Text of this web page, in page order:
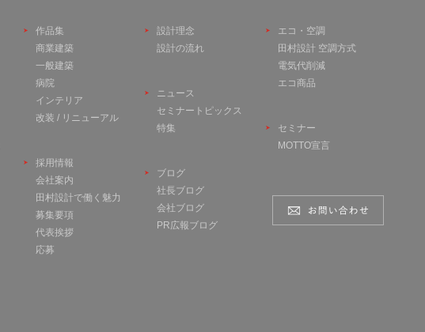
作品集
商業建築
一般建築
病院
インテリア
改装 / リニューアル
採用情報
会社案内
田村設計で働く魅力
募集要項
代表挨拶
応募
設計理念
設計の流れ
ニュース
セミナートピックス
特集
ブログ
社長ブログ
会社ブログ
PR広報ブログ
エコ・空調
田村設計 空調方式
電気代削減
エコ商品
セミナー
MOTTO宣言